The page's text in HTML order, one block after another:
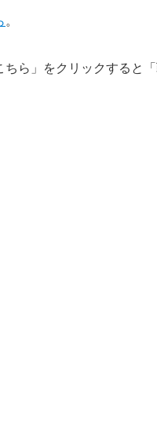
。
ら」をクリックすると